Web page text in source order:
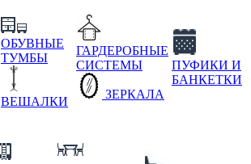
ОБУВНЫЕ
ТУМБЫ
ВЕШАЛКИ
ГАРДЕРОБНЫЕ
СИСТЕМЫ
ЗЕРКАЛА
ПУФИКИ И
БАНКЕТКИ